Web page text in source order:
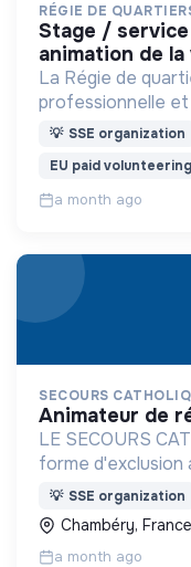
RÉGIE DE
stage / service civique accès aux droits,
animation de
La Régie de
professionnelle et
de Noailles et de
💡 SSE organization
EU paid
a month ago
SECOURS
animateur de
LE SECOURS
forme d'exclusion au travers d'une action terrain
(épiceries
💡 SSE organization
Chambéry, France
a month ago